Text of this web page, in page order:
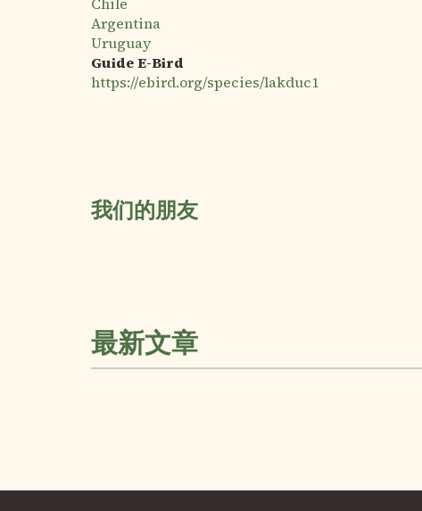
Argentina
Uruguay
Guide E-Bird
https://ebird.org/species/lakduc1
我们的朋友
最新文章